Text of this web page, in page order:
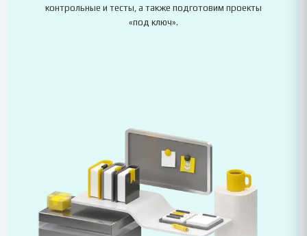
контрольные и тесты, а также подготовим проекты
«под ключ».